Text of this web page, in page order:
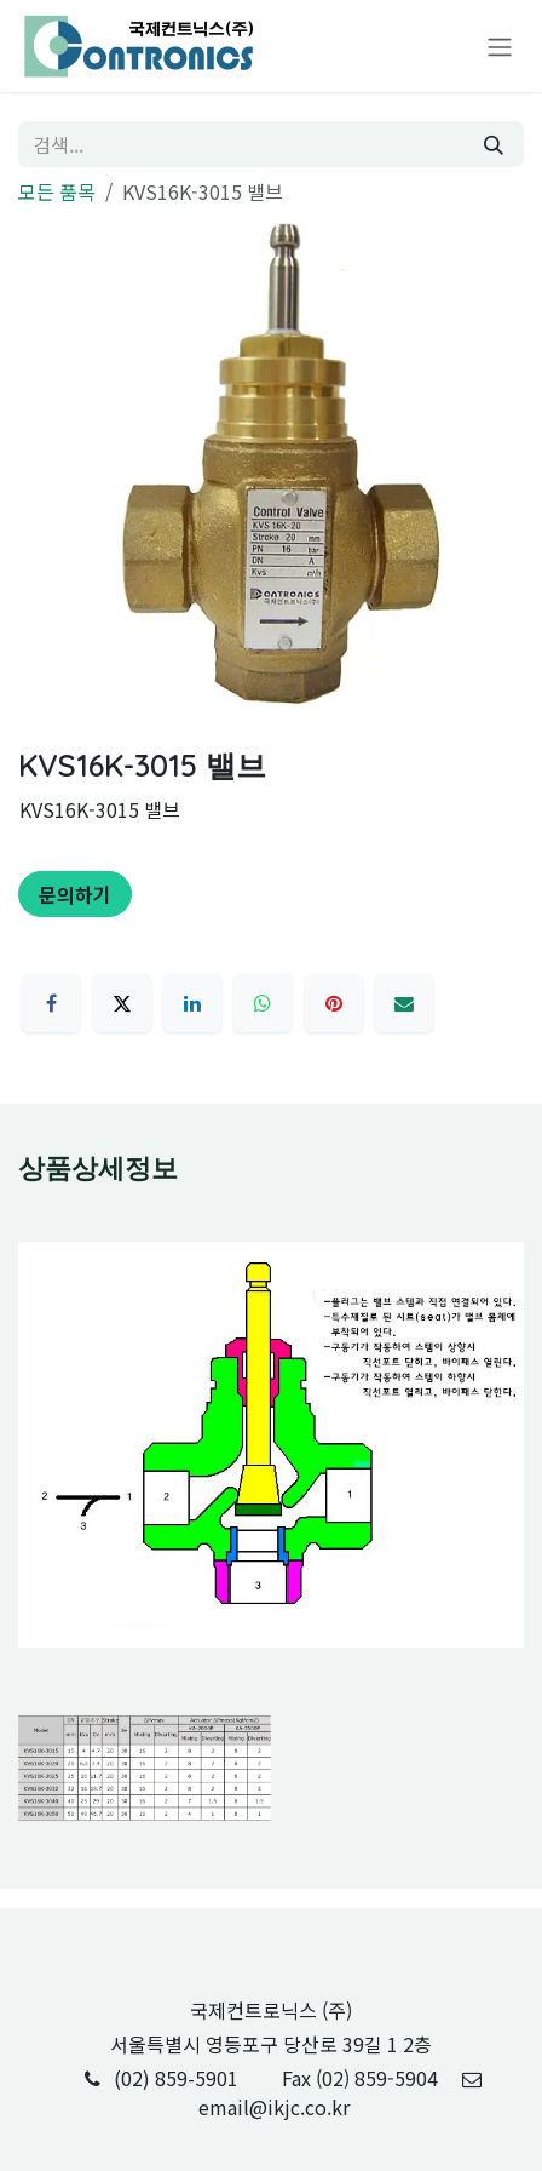
콘텐츠로 건너뛰기
모든 품목 KVS16K-3015 밸브
KVS16K-3015 밸브
KVS16K-3015 밸브
문의하기
상품상세정보
국제컨트로닉스 (주)
서울특별시 영등포구 당산로 39길 1 2층
(02) 859-5901
Fax (02) 859-5904
email@ikjc.co.kr